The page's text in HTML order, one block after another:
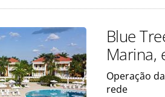
Blue
Marina,
Operação
rede